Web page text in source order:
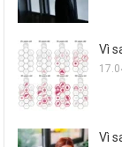
Vì
Vì